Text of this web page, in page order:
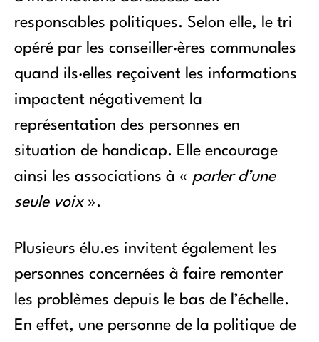
responsables politiques. Selon elle, le tri
opéré par les conseiller·ères communales
quand ils·elles reçoivent les informations
impactent négativement la
représentation des personnes en
situation de handicap. Elle encourage
ainsi les associations à « parler d’une
seule voix ».
Plusieurs élu.es invitent également les
personnes concernées à faire remonter
les problèmes depuis le bas de l’échelle.
En effet, une personne de la politique de